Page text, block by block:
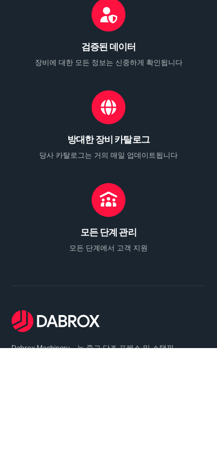
검증된 데이터
장비에 대한 모든 정보는 신중하게 확인됩니다
방대한 장비 카탈로그
당사 카탈로그는 거의 매일 업데이트됩니다
모든 단계 관리
모든 단계에서 고객 지원
Dabrox Machinery - 는 중고 단조 프레스 및 스탬핑